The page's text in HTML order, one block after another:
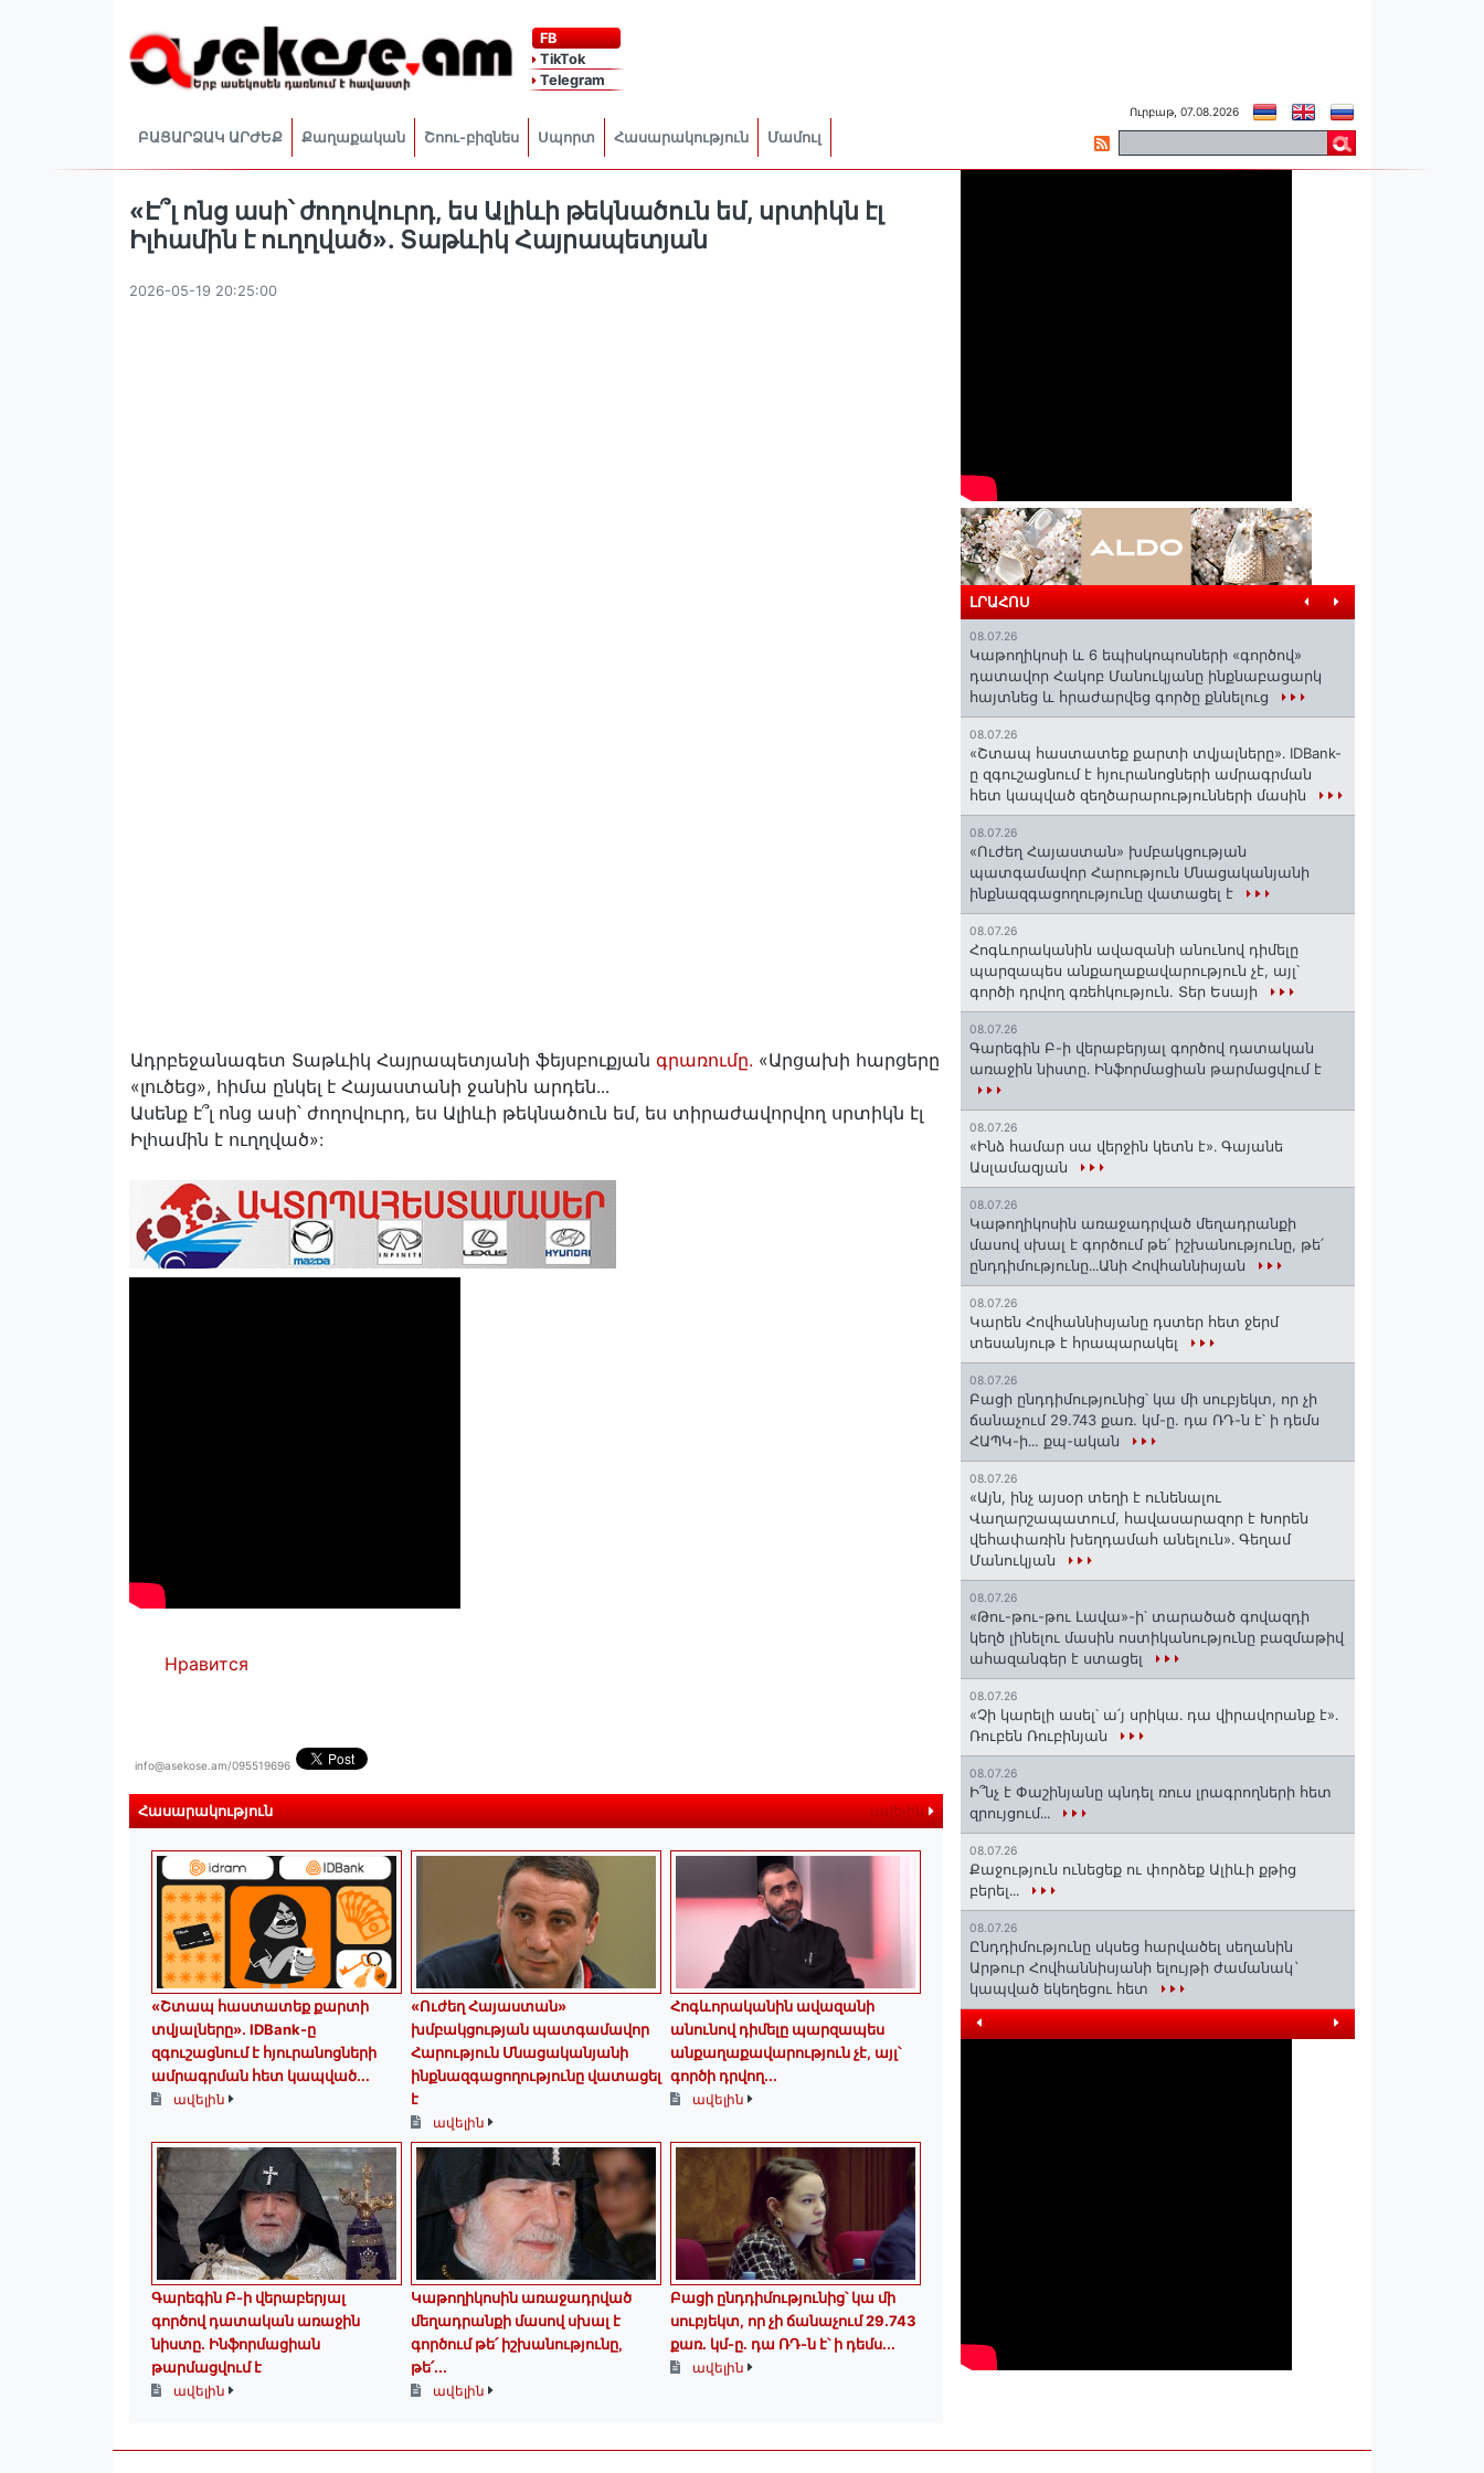
FB
TikTok
Telegram
ԲԱՑԱՐՁԱԿ ԱՐԺԵՔ Քաղաքական Շոու-բիզնես Սպորտ Հասարակություն Մամուլ
Ուրբաթ, 07.08.2026
«Է՞լ ոնց ասի՝ ժողովուրդ, ես Ալիևի թեկնածուն եմ, սրտիկն էլ
Իլհամին է ուղղված». Տաթևիկ Հայրապետյան
2026-05-19 20:25:00
Ադրբեջանագետ Տաթևիկ Հայրապետյանի ֆեյսբուքյան գրառումը. «Արցախի հարցերը
«լուծեց», հիմա ընկել է Հայաստանի ջանին արդեն․․․
Ասենք է՞լ ոնց ասի՝ ժողովուրդ, ես Ալիևի թեկնածուն եմ, ես տիրաժավորվող սրտիկն էլ
Իլհամին է ուղղված»:
Нравится
info@asekose.am/095519696
Հասարակություն ավելին
«Շտապ հաստատեք քարտի
տվյալները»․ IDBank-ը
զգուշացնում է հյուրանոցների
ամրագրման հետ կապված...
ավելին
«Ուժեղ Հայաստան»
խմբակցության պատգամավոր
Հարություն Մնացականյանի
ինքնազգացողությունը վատացել
է
ավելին
Հոգևորականին ավազանի
անունով դիմելը պարզապես
անքաղաքավարություն չէ, այլ՝
գործի դրվող...
ավելին
Գարեգին Բ-ի վերաբերյալ
գործով դատական առաջին
նիստը․ Ինֆորմացիան
թարմացվում է
ավելին
Կաթողիկոսին առաջադրված
մեղադրանքի մասով սխալ է
գործում թե՛ իշխանությունը,
թե՛...
ավելին
Բացի ընդդիմությունից՝ կա մի
սուբյեկտ, որ չի ճանաչում 29.743
քառ. կմ-ը. դա ՌԴ-ն է՝ ի դեմս...
ավելին
ԼՐԱՀՈՍ
08.07.26
️Կաթողիկոսի և 6 եպիսկոպոսների «գործով»
դատավոր Հակոբ Մանուկյանը ինքնաբացարկ
հայտնեց և հրաժարվեց գործը քննելուց
08.07.26
«Շտապ հաստատեք քարտի տվյալները»․ IDBank-
ը զգուշացնում է հյուրանոցների ամրագրման
հետ կապված զեղծարարությունների մասին
08.07.26
«Ուժեղ Հայաստան» խմբակցության
պատգամավոր Հարություն Մնացականյանի
ինքնազգացողությունը վատացել է
08.07.26
Հոգևորականին ավազանի անունով դիմելը
պարզապես անքաղաքավարություն չէ, այլ՝
գործի դրվող գռեհկություն. Տեր Եսայի
08.07.26
Գարեգին Բ-ի վերաբերյալ գործով դատական
առաջին նիստը․ Ինֆորմացիան թարմացվում է
08.07.26
«Ինձ համար սա վերջին կետն է»․ Գայանե
Ասլամազյան
08.07.26
Կաթողիկոսին առաջադրված մեղադրանքի
մասով սխալ է գործում թե՛ իշխանությունը, թե՛
ընդդիմությունը․․․Անի Հովհաննիսյան
08.07.26
Կարեն Հովհաննիսյանը դստեր հետ ջերմ
տեսանյութ է հրապարակել
08.07.26
Բացի ընդդիմությունից՝ կա մի սուբյեկտ, որ չի
ճանաչում 29.743 քառ. կմ-ը. դա ՌԴ-ն է՝ ի դեմս
ՀԱՊԿ-ի․․. քպ-ական
08.07.26
«Այն, ինչ այսօր տեղի է ունենալու
Վաղարշապատում, հավասարազոր է Խորեն
վեհափառին խեղդամահ անելուն»․ Գեղամ
Մանուկյան
08.07.26
«Թու-թու-թու Լավա»-ի՝ տարածած գովազդի
կեղծ լինելու մասին ոստիկանությունը բազմաթիվ
ահազանգեր է ստացել
08.07.26
«Չի կարելի ասել՝ ա՛յ սրիկա․ դա վիրավորանք է»․
Ռուբեն Ռուբինյան
08.07.26
Ի՞նչ է Փաշինյանը պնդել ռուս լրագրողների հետ
զրույցում․․․
08.07.26
Քաջություն ունեցեք ու փորձեք Ալիևի քթից
բերել․․․
08.07.26
Ընդդիմությունը սկսեց հարվածել սեղանին
Արթուր Հովհաննիսյանի ելույթի ժամանակ`
կապված եկեղեցու հետ